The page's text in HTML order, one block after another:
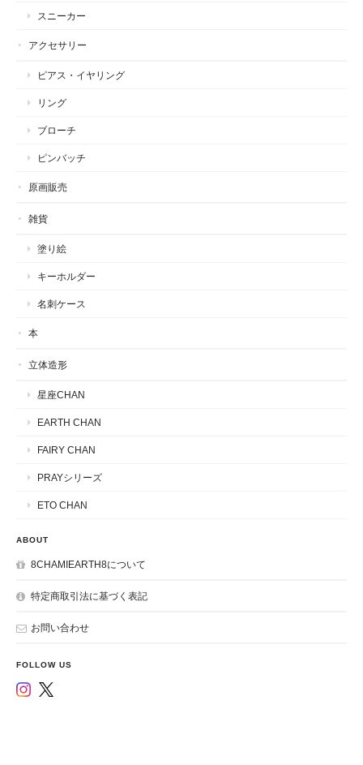
スニーカー
アクセサリー
ピアス・イヤリング
リング
ブローチ
ピンバッチ
原画販売
雑貨
塗り絵
キーホルダー
名刺ケース
本
立体造形
星座CHAN
EARTH CHAN
FAIRY CHAN
PRAYシリーズ
ETO CHAN
ABOUT
8CHAMIEARTH8について
特定商取引法に基づく表記
お問い合わせ
FOLLOW US